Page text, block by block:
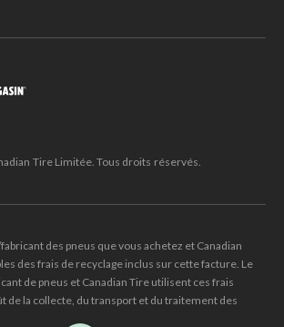
Tire Limitée. Tous droits réservés.
des pneus que vous achetez et Canadian
des frais de recyclage inclus sur cette facture. Le
de pneus et Canadian Tire utilisent ces frais
de la collecte, du transport et du traitement des